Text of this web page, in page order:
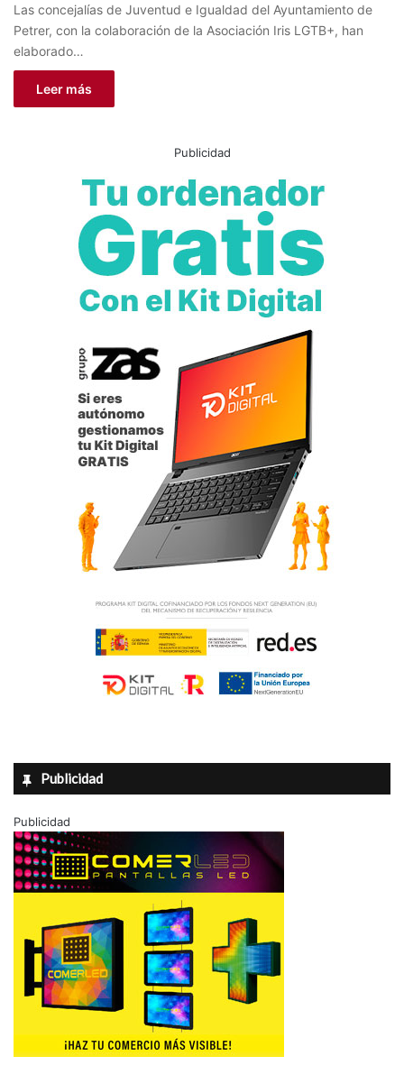
Las concejalías de Juventud e Igualdad del Ayuntamiento de
Petrer, con la colaboración de la Asociación Iris LGTB+, han
elaborado…
Leer más
Publicidad
Publicidad
Publicidad